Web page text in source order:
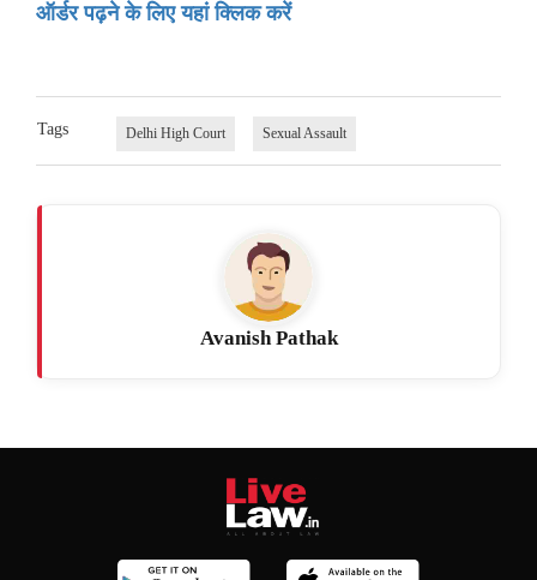
ऑर्डर पढ़ने के लिए यहां क्लिक करें
Tags Delhi High Court Sexual Assault
Avanish Pathak